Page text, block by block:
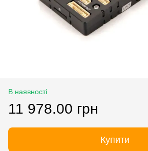
В наявності
11 978.00 грн
Купити